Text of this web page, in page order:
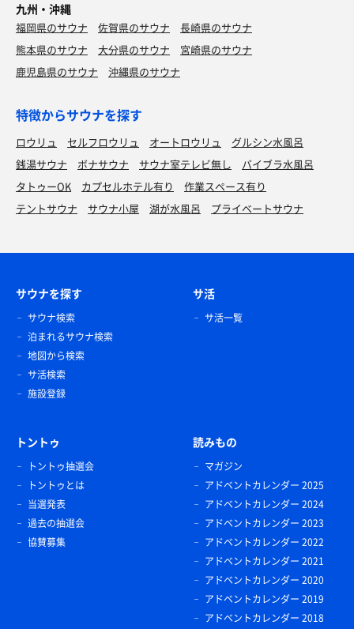
おためしそばきり
噛み応えがある断面が角形のそば、炊き込みご飯と共
に 胡麻タレも味わい深かった‼️
サウナ：8〜10分 × 3
休憩：10分 × 3
合計：3セット
BaKa生姜焼き定食
たっぷり生姜を🫚注入できました‼️
九州・沖縄
福岡県のサウナ 佐賀県のサウナ
長崎県のサウナ
熊本県のサウナ
大分県のサウナ
宮崎県のサウナ
鹿児島県のサウナ
沖縄県のサウナ
特徴からサウナを探す
ロウリュ セルフロウリュ オートロウリュ
グルシン水風呂
銭湯サウナ
ボナサウナ サウナ室テレビ無し
バイブラ水風呂
タトゥーOK
カプセルホテル有り
作業スペース有り
テントサウナ
サウナ小屋 湖が水風呂 プライベートサウナ
サウナを探す
サウナ検索
泊まれるサウナ検索
地図から検索
サ活検索
施設登録
サ活
サ活一覧
トントゥ
トントゥ抽選会
トントゥとは
当選発表
過去の抽選会
協賛募集
読みもの
マガジン
アドベントカレンダー 2025
アドベントカレンダー 2024
アドベントカレンダー 2023
アドベントカレンダー 2022
アドベントカレンダー 2021
アドベントカレンダー 2020
アドベントカレンダー 2019
アドベントカレンダー 2018